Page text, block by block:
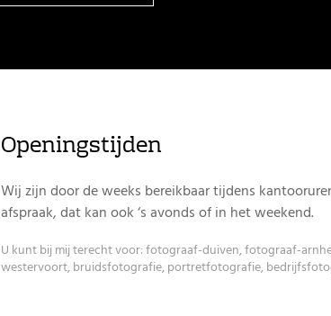
Openingstijden
Wij zijn door de weeks bereikbaar tijdens
afspraak, dat kan ook ‘s avonds of in het weekend.
U kunt bij mij terecht voor: fotograaf-duiven, fotograaf-
westervoort, bruidsfotografie, portretfotografie,